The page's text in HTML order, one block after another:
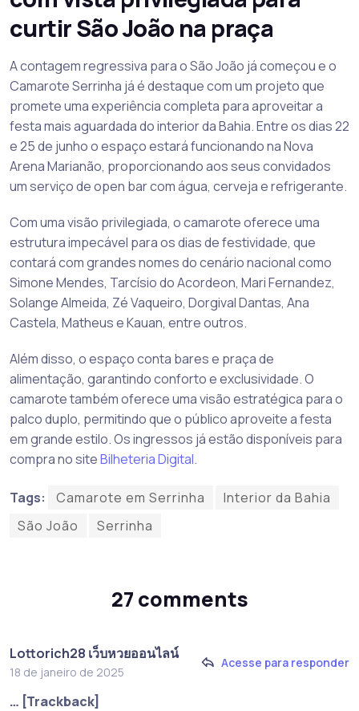
curtir São João na praça
A contagem regressiva para o São João já começou e o
Camarote Serrinha já é destaque com um projeto que
promete uma experiência completa para aproveitar a
festa mais aguardada do interior da Bahia. Entre os dias 22
e 25 de junho o espaço estará funcionando na Nova
Arena Marianão, proporcionando aos seus convidados
um serviço de open bar com água, cerveja e refrigerante.
Com uma visão privilegiada, o camarote oferece uma
estrutura impecável para os dias de festividade, que
contará com grandes nomes do cenário nacional como
Simone Mendes, Tarcísio do Acordeon, Mari Fernandez,
Solange Almeida, Zé Vaqueiro, Dorgival Dantas, Ana
Castela, Matheus e Kauan, entre outros.
Além disso, o espaço conta bares e praça de
alimentação, garantindo conforto e exclusividade. O
camarote também oferece uma visão estratégica para o
palco duplo, permitindo que o público aproveite a festa
em grande estilo. Os ingressos já estão disponíveis para
compra no siteBilheteria Digital.
Tags: Camarote em Serrinha
Interior da Bahia
São João
Serrinha
27 comments
Lottorich28 เว็บหวยออนไลน์
18 de janeiro de 2025
Acesse para responder
… [Trackback]